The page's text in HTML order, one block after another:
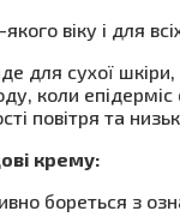
віку і для
для сухої
коли
повітря та
крему:
бореться з